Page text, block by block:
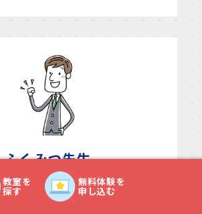
品という目に見える形になっ
、なかなか思い通りに行かな
先生はどちらの顔も好きで
を形にしようと努力した過程
らです。これからも
大限に活かせる
ふくみつ先生
にゲームを作ることに興味が
ミングをはじめました。その
無料体験を
申し込む
教室を
探す